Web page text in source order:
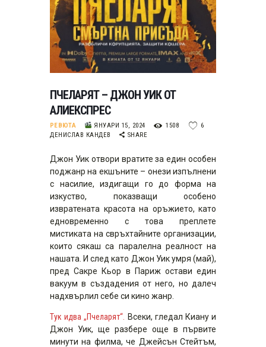
ПЧЕЛАРЯТ – ДЖОН УИК ОТ
АЛИЕКСПРЕС
РЕВЮТА ЯНУАРИ 15, 2024 1508
6
ДЕНИСЛАВ КАНДЕВ
SHARE
Джон Уик отвори вратите за един особен
поджанр на екшъните – онези изпълнени
с насилие, издигащи гo до форма на
изкуство, показващи особено
извратената красота на оръжието, като
едновременно с това преплете
мистиката на свръхтайните организации,
които сякаш са паралелна реалност на
нашата. И след като Джон Уик умря (май),
пред Сакре Кьор в Париж остави един
вакуум в създадения от него, но далеч
надхвърлил себе си кино жанр.
Тук идва „Пчеларят“.
Всеки, гледал Киану и
Джон Уик, ще разбере още в първите
минути на филма, че Джейсън Стейтъм,